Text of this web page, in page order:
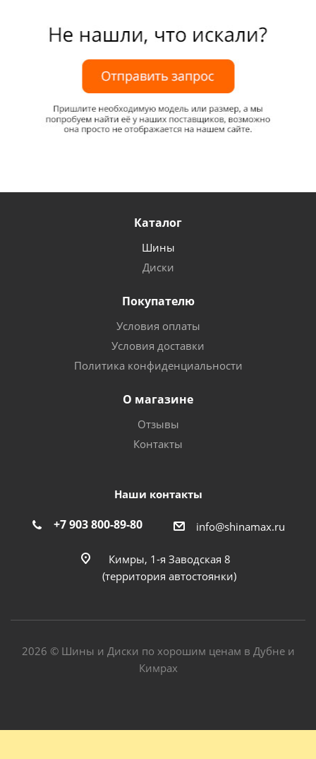
Каталог
Шины
Диски
Покупателю
Условия оплаты
Условия доставки
Политика конфиденциальности
О магазине
Отзывы
Контакты
Наши контакты
+7 903 800-89-80 info@shinamax.ru
Кимры, 1-я Заводская 8
(территория автостоянки)
2026 © Шины и Диски по хорошим ценам в Дубне и
Кимрах